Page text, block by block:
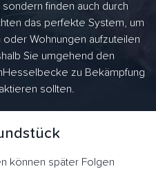
finden auch durch
das perfekte System, um
oder Wohnungen aufzuteilen
Sie umgehend den
zu Bekämpfung
sollten.
können später Folgen